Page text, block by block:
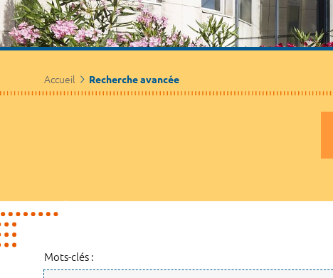
Accueil Recherche avancée
Mots-clés :